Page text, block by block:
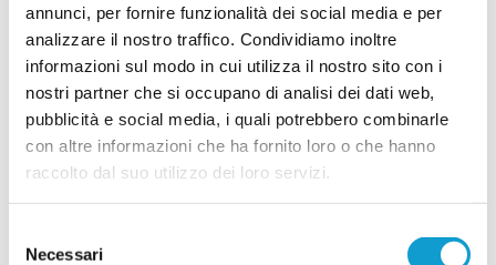
annunci, per fornire funzionalità dei social media e per
analizzare il nostro traffico. Condividiamo inoltre
informazioni sul modo in cui utilizza il nostro sito con i
nostri partner che si occupano di analisi dei dati web,
pubblicità e social media, i quali potrebbero combinarle
con altre informazioni che ha fornito loro o che hanno
raccolto dal suo utilizzo dei loro servizi.
delNecessari
Pappalettera (29’ pt Misceo); Lauriero (1’ st
Lombardi), Bruno, Zagaria (39’ st Bitetti). A
disposizione: Di Bari, Schino, Fraccascia, Di G...leggi
30/03/2026
TORNEO DELLE REGIONI. Femminile
sconfitta da Trento per 1-0
TRENTO (4-2-3-1): Cavalloro; Bonfanti, Lucchi, Nave, Lucchetta; Mosaner,
29/03/2026